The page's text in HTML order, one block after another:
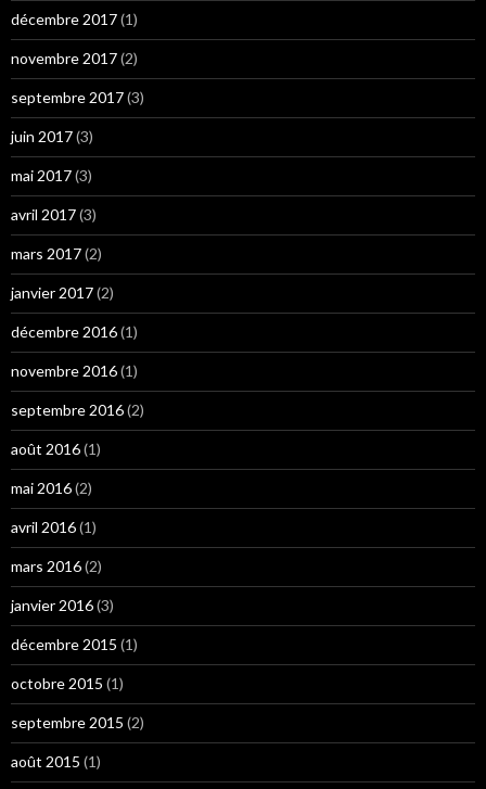
décembre 2017(1)
novembre 2017(2)
septembre 2017(3)
juin 2017(3)
mai 2017(3)
avril 2017(3)
mars 2017(2)
janvier 2017(2)
décembre 2016(1)
novembre 2016(1)
septembre 2016(2)
août 2016(1)
mai 2016(2)
avril 2016(1)
mars 2016(2)
janvier 2016(3)
décembre 2015 (1)
octobre 2015 (1)
septembre 2015 (2)
août 2015 (1)